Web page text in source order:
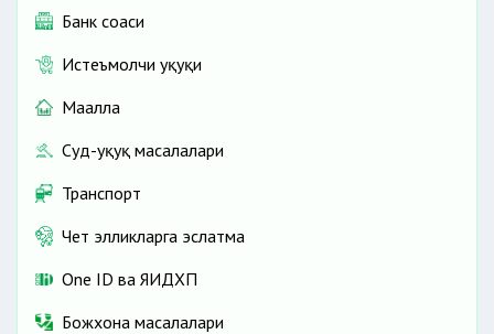
Банк соҳаси
Истеъмолчи ҳуқуқи
Маҳалла
Суд-ҳуқуқ масалалари
Транспорт
Чет элликларга эслатма
One ID ва ЯИДХП
Божхона масалалари